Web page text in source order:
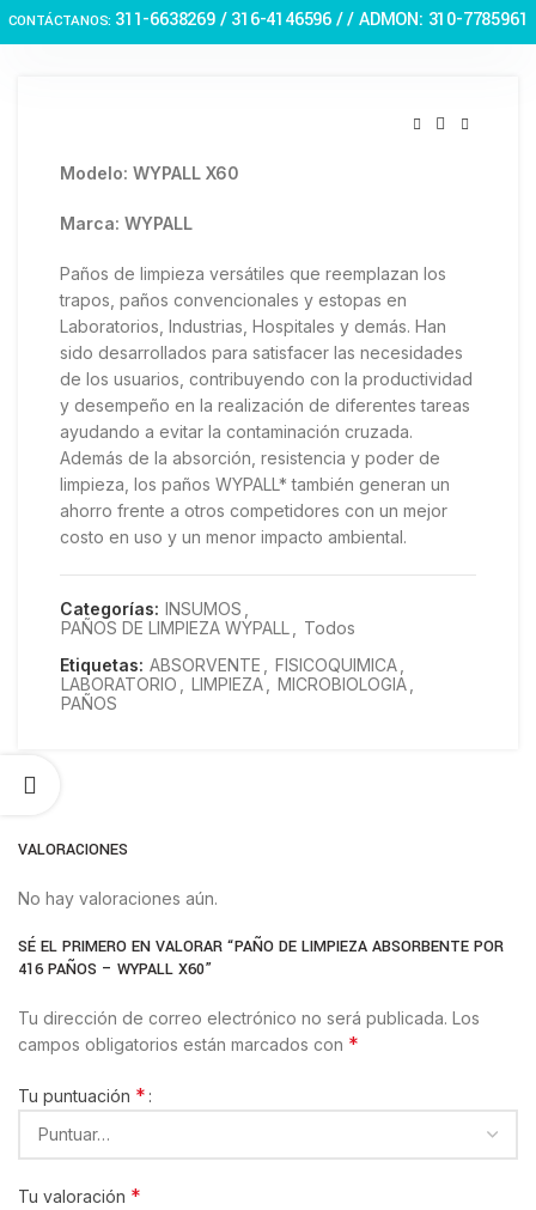
CONTÁCTANOS: 311-6638269 /316-4146596 / / ADMON: 310-7785961
Modelo: WYPALL X60
Marca: WYPALL
Paños de limpieza versátiles que reemplazan los
trapos, paños convencionales y estopas en
Laboratorios, Industrias, Hospitales y demás. Han
sido desarrollados para satisfacer las necesidades
de los usuarios, contribuyendo con la productividad
y desempeño en la realización de diferentes tareas
ayudando a evitar la contaminación cruzada.
Además de la absorción, resistencia y poder de
limpieza, los paños WYPALL* también generan un
ahorro frente a otros competidores con un mejor
costo en uso y un menor impacto ambiental.
Categorías: INSUMOS
PAÑOS DE LIMPIEZA WYPALL
Todos
Etiquetas: ABSORVENTE FISICOQUIMICA
LABORATORIO
LIMPIEZA MICROBIOLOGIA
PAÑOS
VALORACIONES
No hay valoraciones aún.
SÉ EL PRIMERO EN VALORAR “PAÑO DE LIMPIEZA ABSORBENTE POR
416 PAÑOS – WYPALL X60”
Tu dirección de correo electrónico no será publicada. Los
campos obligatorios están marcados con *
Tu puntuación *
Tu valoración *